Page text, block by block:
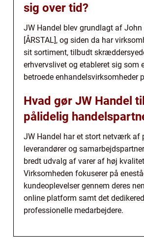
sig over tid?
JW Handel blev grundlagt af John
[ÅRSTAL], og siden da har
sit sortiment, tilbudt
erhvervslivet og etableret sig som
betroede enhandelsvirksomheder
Hvad gør JW Handel
pålidelig
JW Handel har et stort netværk af
leverandører og
bredt udvalg af varer af høj
Virksomheden fokuserer på
kundeoplevelser gennem deres
online platform samt det
professionelle medarbejdere.